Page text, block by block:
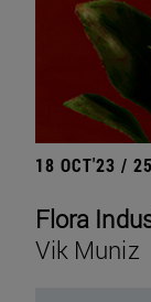
18 OCT'23 /
Flora
Vik Muniz